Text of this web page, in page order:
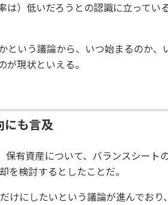
は）低いだろうとの認識に立ってい
いう議論から、いつ始まるのか、
現状といえる。
にも言及
有資産について、バランスシート
を検討するとしたことだ。
けにしたいという議論が進んでおり